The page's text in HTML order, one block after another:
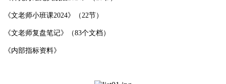
《文老师小班课2024》（22节）
《文老师复盘笔记》（83个文档）
《内部指标资料》